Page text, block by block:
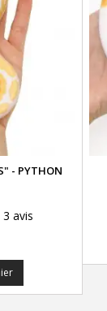
- PYTHON
3 avis